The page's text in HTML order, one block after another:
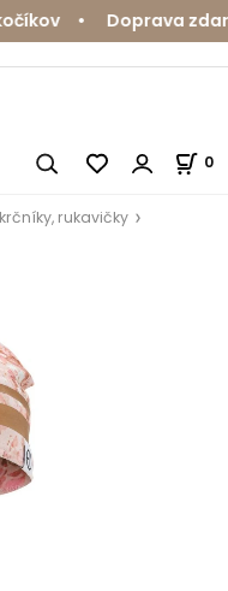
• Doprava
0
rukavičky